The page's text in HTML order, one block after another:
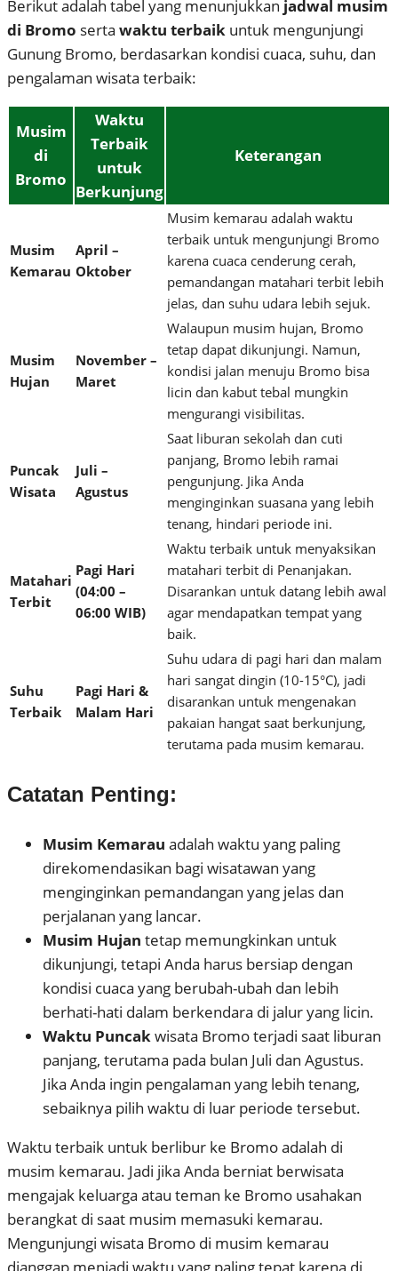
Berikut adalah tabel yang menunjukkan jadwal musim
di Bromo serta waktu terbaik untuk mengunjungi
Gunung Bromo, berdasarkan kondisi cuaca, suhu, dan
pengalaman wisata terbaik:
Musim
di
Bromo
Waktu
Terbaik
untuk
Berkunjung
Keterangan
Musim
Kemarau
April –
Oktober
Musim kemarau adalah waktu
terbaik untuk mengunjungi Bromo
karena cuaca cenderung cerah,
pemandangan matahari terbit lebih
jelas, dan suhu udara lebih sejuk.
Musim
Hujan
November –
Maret
Walaupun musim hujan, Bromo
tetap dapat dikunjungi. Namun,
kondisi jalan menuju Bromo bisa
licin dan kabut tebal mungkin
mengurangi visibilitas.
Puncak
Wisata
Juli –
Agustus
Saat liburan sekolah dan cuti
panjang, Bromo lebih ramai
pengunjung. Jika Anda
menginginkan suasana yang lebih
tenang, hindari periode ini.
Matahari
Terbit
Pagi Hari
(04:00 –
06:00 WIB)
Waktu terbaik untuk menyaksikan
matahari terbit di Penanjakan.
Disarankan untuk datang lebih awal
agar mendapatkan tempat yang
baik.
Suhu
Terbaik
Pagi Hari &
Malam Hari
Suhu udara di pagi hari dan malam
hari sangat dingin (10-15°C), jadi
disarankan untuk mengenakan
pakaian hangat saat berkunjung,
terutama pada musim kemarau.
Catatan Penting:
Musim Kemarau adalah waktu yang paling
direkomendasikan bagi wisatawan yang
menginginkan pemandangan yang jelas dan
perjalanan yang lancar.
Musim Hujan tetap memungkinkan untuk
dikunjungi, tetapi Anda harus bersiap dengan
kondisi cuaca yang berubah-ubah dan lebih
berhati-hati dalam berkendara di jalur yang licin.
Waktu Puncakwisata Bromo terjadi saat liburan
panjang, terutama pada bulan Juli dan Agustus.
Jika Anda ingin pengalaman yang lebih tenang,
sebaiknya pilih waktu di luar periode tersebut.
Waktu terbaik untuk berlibur ke Bromo adalah di
musim kemarau. Jadi jika Anda berniat berwisata
mengajak keluarga atau teman ke Bromo usahakan
berangkat di saat musim memasuki kemarau.
Mengunjungi wisata Bromo di musim kemarau